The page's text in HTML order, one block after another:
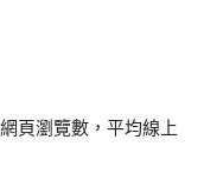
頁瀏覽數，平均線上